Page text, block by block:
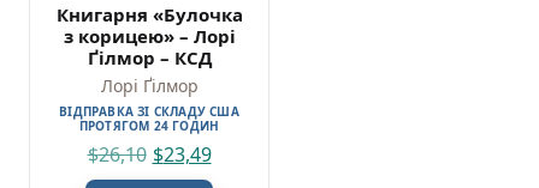
Книгарня «Булочка
з корицею» – Лорі
Ґілмор – КСД
Лорі Ґілмор
ВІДПРАВКА ЗІ СКЛАДУ США
ПРОТЯГОМ 24 ГОДИН
$26,10 $23,49